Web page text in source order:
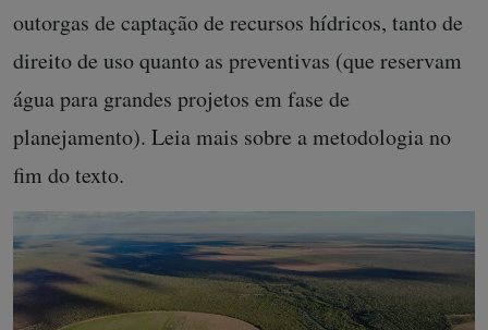
outorgas de captação de recursos hídricos, tanto de
direito de uso quanto as preventivas (que reservam
água para grandes projetos em fase de
planejamento). Leia mais sobre a metodologia no
fim do texto.